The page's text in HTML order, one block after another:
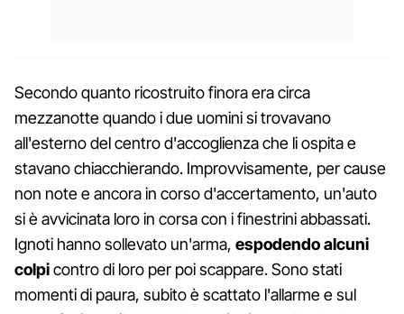
Secondo quanto ricostruito finora era circa
mezzanotte quando i due uomini si trovavano
all'esterno del centro d'accoglienza che li ospita e
stavano chiacchierando. Improvvisamente, per cause
non note e ancora in corso d'accertamento, un'auto
si è avvicinata loro in corsa con i finestrini abbassati.
Ignoti hanno sollevato un'arma, espodendo alcuni
colpicontro di loro per poi scappare. Sono stati
momenti di paura, subito è scattato l'allarme e sul